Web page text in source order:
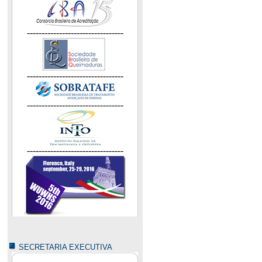
---------------------------------
---------------------------------
---------------------------------
---------------------------------
SECRETARIA EXECUTIVA